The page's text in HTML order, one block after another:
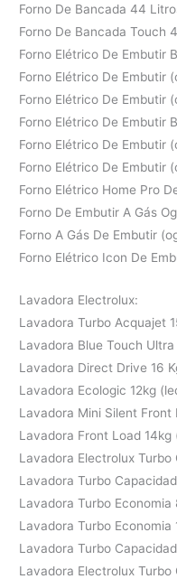
Forno De Bancada 44
Forno De Bancada Touch
Forno Elétrico De Embutir
Forno Elétrico De Embutir
Forno Elétrico De Embutir
Forno Elétrico De Embutir
Forno Elétrico De Embutir
Forno Elétrico De Embutir
Forno Elétrico Home Pro
Forno De Embutir A Gás
Forno A Gás De Embutir
Forno Elétrico Icon De
Lavadora Electrolux:
Lavadora Turbo Acquajet
Lavadora Blue Touch Ultra
Lavadora Direct Drive 16
Lavadora Ecologic 12kg
Lavadora Mini Silent
Lavadora Front Load 14kg
Lavadora Electrolux Turbo
Lavadora Turbo
Lavadora Turbo Economia
Lavadora Turbo Economia
Lavadora Turbo
Lavadora Electrolux Turbo